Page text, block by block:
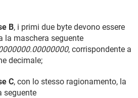
B, i primi due byte devono essere
la maschera seguente
, corrispondente a
decimale;
C, con lo stesso ragionamento, la
seguente